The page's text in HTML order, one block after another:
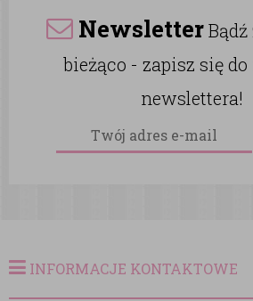
Newsletter
bieżąco - zapisz się do
newslettera!
INFORMACJE KONTAKTOWE